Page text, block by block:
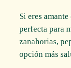
Si eres
perfecta para
zanahorias,
opción más